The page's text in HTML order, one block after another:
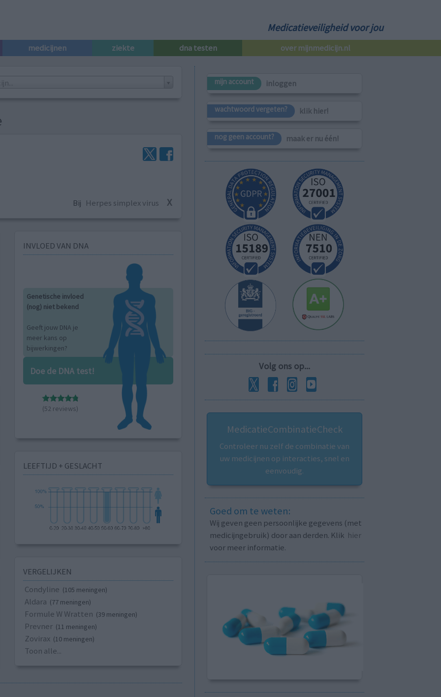
Medicatieveiligheid voor jou
medicijnen ziekte dna testen over mijnmedicijn.nl
Bij Herpes simplex virus X
INVLOED VAN DNA
Genetische invloed
(nog) niet bekend
Geeft jouw DNA je
meer kans op
bijwerkingen?
Doe de DNA test!
(52 reviews)
LEEFTIJD + GESLACHT
VERGELIJKEN
Condyline (105 meningen)
Aldara (77 meningen)
Formule W Wratten (39 meningen)
Prevner (11 meningen)
Zovirax (10 meningen)
Toon alle...
mijn account inloggen
wachtwoord vergeten? klik hier!
nog geen account? maak er nu één!
Volg ons op...
MedicatieCombinatieCheck
Controleer nu zelf de combinatie van
uw medicijnen op interacties, snel en
eenvoudig.
Goed om te weten:
Wij geven geen persoonlijke gegevens (met
medicijngebruik) door aan derden. Klik hier
voor meer informatie.